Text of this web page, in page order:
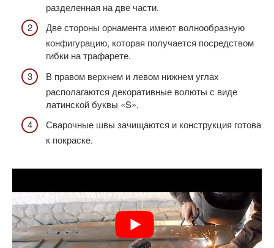
разделенная на две части.
Две стороны орнамента имеют волнообразную
конфигурацию, которая получается посредством
гибки на трафарете.
В правом верхнем и левом нижнем углах
располагаются декоративные волюты с виде
латинской буквы «S».
Сварочные швы зачищаются и конструкция готова
к покраске.